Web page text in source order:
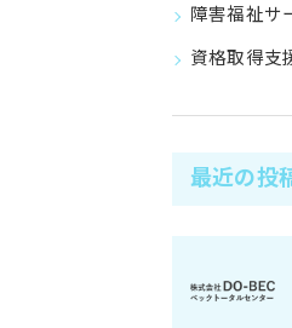
障害福祉サ
資格取得支
最近の投